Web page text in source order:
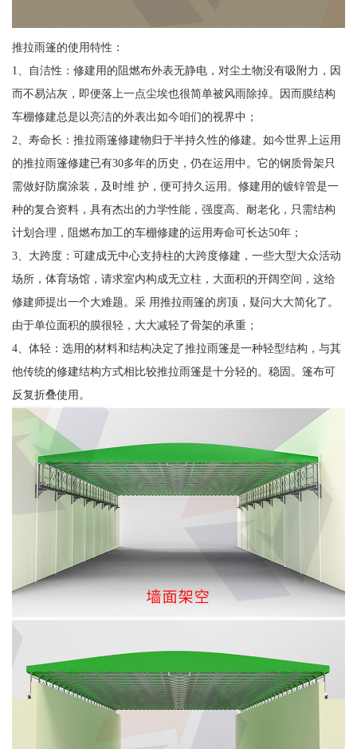
推拉雨篷的使用特性：
1、自洁性：修建用的阻燃布外表无静电，对尘土物没有吸附力，因
而不易沾灰，即便落上一点尘埃也很简单被风雨除掉。因而膜结构
车棚修建总是以亮洁的外表出如今咱们的视界中；
2、寿命长：推拉雨篷修建物归于半持久性的修建。如今世界上运用
的推拉雨篷修建已有30多年的历史，仍在运用中。它的钢质骨架只
需做好防腐涂装，及时维 护，便可持久运用。修建用的镀锌管是一
种的复合资料，具有杰出的力学性能，强度高、耐老化，只需结构
计划合理，阻燃布加工的车棚修建的运用寿命可长达50年；
3、大跨度：可建成无中心支持柱的大跨度修建，一些大型大众活动
场所，体育场馆，请求室内构成无立柱，大面积的开阔空间，这给
修建师提出一个大难题。采 用推拉雨篷的房顶，疑问大大简化了。
由于单位面积的膜很轻，大大减轻了骨架的承重；
4、体轻：选用的材料和结构决定了推拉雨篷是一种轻型结构，与其
他传统的修建结构方式相比较推拉雨篷是十分轻的。稳固。篷布可
反复折叠使用。